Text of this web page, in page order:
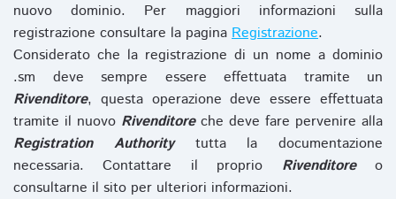
nuovo dominio. Per maggiori informazioni sulla
registrazione consultare la pagina Registrazione.
Considerato che la registrazione di un nome a dominio
.sm deve sempre essere effettuata tramite un
Rivenditore, questa operazione deve essere effettuata
tramite il nuovo Rivenditoreche deve fare pervenire alla
Registration Authoritytutta la documentazione
necessaria. Contattare il proprio Rivenditoreo
consultarne il sito per ulteriori informazioni.